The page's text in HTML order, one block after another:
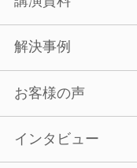
解決事例
お客様の声
インタビュー